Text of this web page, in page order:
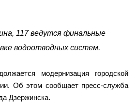
117 ведутся финальные
водоотводных систем.
модернизация городской
Об этом сообщает пресс-служба
Дзержинска.